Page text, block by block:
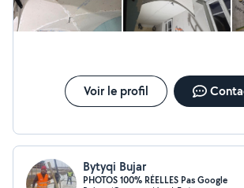
Voir le profil
Bytyqi Bujar
PHOTOS 100% RÉELLES Pas Google